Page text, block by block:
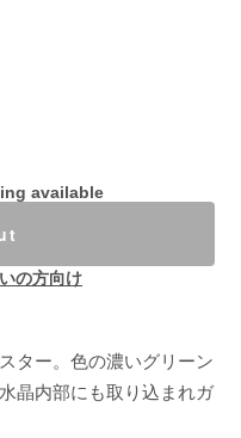
available
の方向け
ター。色の濃いグリーン
晶内部にも取り込まれガ